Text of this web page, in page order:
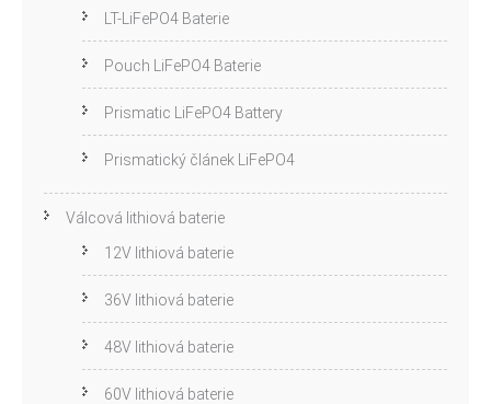
LT-LiFePO4 Baterie
Pouch LiFePO4 Baterie
Prismatic LiFePO4 Battery
Prismatický článek LiFePO4
Válcová lithiová baterie
12V lithiová baterie
36V lithiová baterie
48V lithiová baterie
60V lithiová baterie